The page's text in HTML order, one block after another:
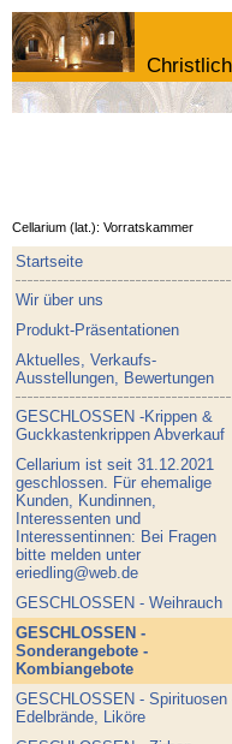
Cellarium (lat.): Vorratskammer
Startseite
Wir über uns
Produkt-Präsentationen
Aktuelles, Verkaufs-
Ausstellungen, Bewertungen
GESCHLOSSEN -Krippen &
Guckkastenkrippen Abverkauf
Cellarium ist seit 31.12.2021
geschlossen. Für ehemalige
Kunden, Kundinnen,
Interessenten und
Interessentinnen: Bei Fragen
bitte melden unter
eriedling@web.de
GESCHLOSSEN - Weihrauch
GESCHLOSSEN -
Sonderangebote -
Kombiangebote
GESCHLOSSEN - Spirituosen
Edelbrände, Liköre